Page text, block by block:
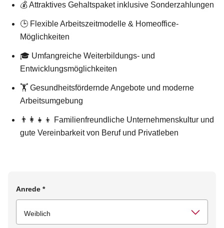
💰 Attraktives Gehaltspaket inklusive Sonderzahlungen
🕒 Flexible Arbeitszeitmodelle & Homeoffice-
Möglichkeiten
🎓 Umfangreiche Weiterbildungs- und
Entwicklungsmöglichkeiten
🏋️ Gesundheitsfördernde Angebote und moderne
Arbeitsumgebung
👨‍👩‍👧‍👦 Familienfreundliche Unternehmenskultur und
gute Vereinbarkeit von Beruf und Privatleben
Anrede *